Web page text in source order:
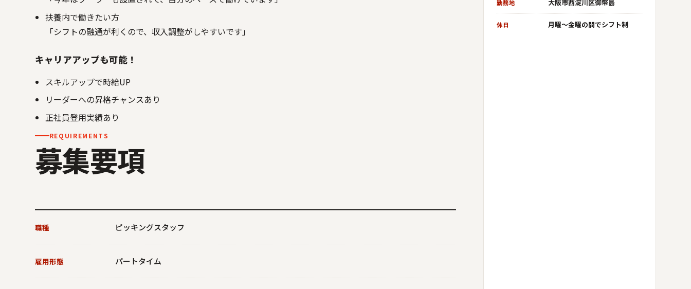
扶養内で働きたい方
「シフトの融通が利くので、収入調整がしやすいです」
キャリアアップも可能！
スキルアップで時給UP
リーダーへの昇格チャンスあり
正社員登用実績あり
REQUIREMENTS
募集要項
職種 ピッキングスタッフ
雇用形態 パートタイム
勤務地 大阪市西淀川区御幣島
休日 月曜～金曜の間でシフト制